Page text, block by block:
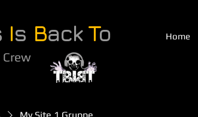
Is Back To Home